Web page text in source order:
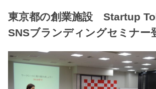
東京都の創業施設 Startup
SNSブランディングセミナー